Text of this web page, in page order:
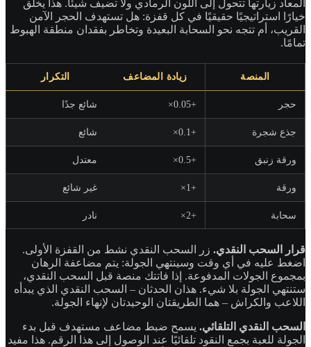
المعاد زيارتها تتحول إلى اللون الرمادي ولا تضيف شيئًا. هذا يخلق
خيارًا استراتيجيًا حقيقيًا في كل قفزة: هل تستهدف الحجر الآمن
القريب، أم تتجه نحو السحابة البعيدة وتخاطر بفقدان منطقة الهبوط
تمامًا.
المنصة زيادة المضاعف التكرار
حجر +0.05× شائع جدًا
جذع شجرة +0.1× شائع
ورقة زنبق +0.5× معتدل
ورقة +1× غير شائع
سحابة +2× نادر
قرار السحب النقدي. زر السحب النقدي نشط من القفزة الأولى.
اضغط عليه في أي وقت وسينتهي الجولة: يتم مضاعفة الرهان
بمجموع الجولات المدفوعة. إذا فاتتك منصة قبل السحب النقدي،
ستنتهي الجولة بلا شيء. هذان الحدثان – السحب النقدي الذي يبدأه
اللاعب والكراش – هما الطريقتان الوحيدتان لإنهاء الجولة.
السحب النقدي التلقائي. يسمح ضبط مضاعف مستهدف قبل بدء
الجولة للعبة بجمع النقود تلقائيًا عند الوصول إلى هذا الرقم. هذا مفيد